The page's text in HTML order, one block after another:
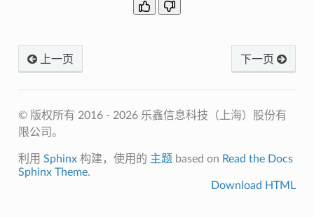
上一页 下一页
© 版权所有 2016 - 2026 乐鑫信息科技（上海）股份有
限公司。
利用 Sphinx构建，使用的 主题 based on Read the Docs
Sphinx Theme.
Download HTML